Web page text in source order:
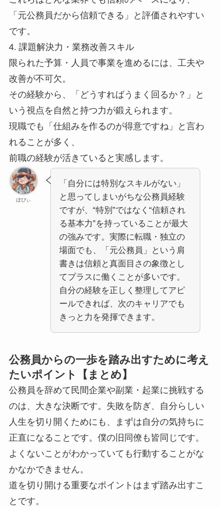
「元公務員だから信頼できる」と評価されやすい
です。
4. 課題解決力・業務改善スキル
限られた予算・人員で事業を進めるには、工夫や
改善が不可欠。
その経験から、「どうすればうまく回るか？」と
いう視点を自然と持つ力が鍛えられます。
現職でも「仕組みを作るのが得意ですね」と言わ
れることが多く、
前職の経験が活きていると実感します。
ぽぴぃ
「自分には特別なスキルがない」
と思ってしまいがちな公務員経験
ですが、 “特別”ではなく“信頼され
る基本力”を持っていることが最大
の強みです。 実際に転職・独立の
場面でも、「元公務員」という肩
書きは信頼と真面目さの象徴とし
てプラスに働くことが多いです。
自分の経験を正しく整理してアピ
ールできれば、 次のキャリアでも
きっと力を発揮できます。
公務員からの一歩を踏み出すために考え
たいポイント【まとめ】
公務員を辞めて民間企業や副業・起業に挑戦する
のは、大きな決断です。失敗を防ぎ、自分らしい
人生を切り開くためにも、まずは自分の気持ちに
正直になることです。僕の旧同僚も皆同じです。
よくないことがわかっていても行動することがな
かなかできません。
道を切り開ける重要なポイントはまず踏み出すこ
とです。